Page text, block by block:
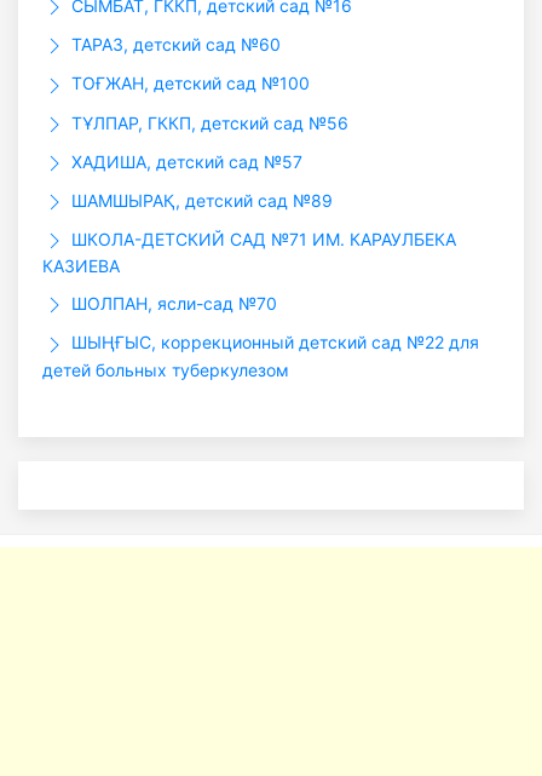
СЫМБАТ, ГККП, детский сад №16
ТАРАЗ, детский сад №60
ТОҒЖАН, детский сад №100
ТҰЛПАР, ГККП, детский сад №56
ХАДИША, детский сад №57
ШАМШЫРАҚ, детский сад №89
ШКОЛА-ДЕТСКИЙ САД №71 ИМ. КАРАУЛБЕКА
КАЗИЕВА
ШОЛПАН, ясли-сад №70
ШЫҢҒЫС, коррекционный детский сад №22 для
детей больных туберкулезом